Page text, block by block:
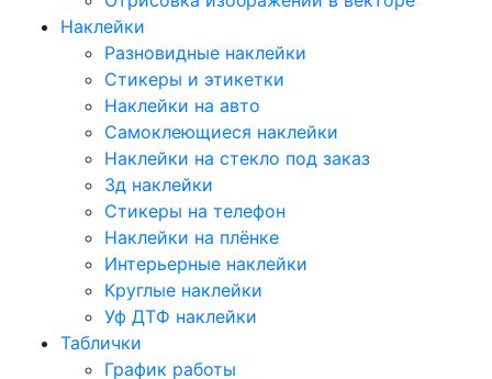
Наклейки
Разновидные наклейки
Стикеры и этикетки
Наклейки на авто
Самоклеющиеся наклейки
Наклейки на стекло под заказ
3д наклейки
Cтикеры на телефон
Наклейки на плёнке
Интерьерные наклейки
Круглые наклейки
Уф ДТФ наклейки
Таблички
График работы